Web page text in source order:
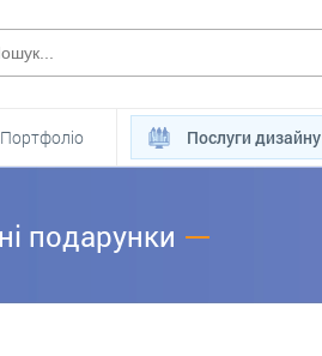
Портфоліо Послуги дизайну
подарунки